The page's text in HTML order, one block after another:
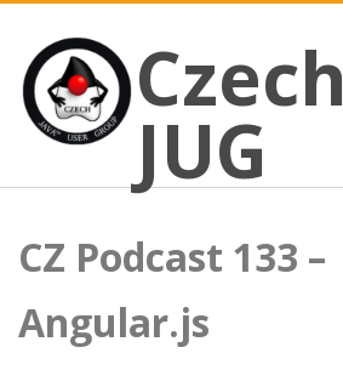
content
Czech JUG
CZECH JAVA USER GROUP
Czech
JUG
CZ Podcast 133 –
Angular.js